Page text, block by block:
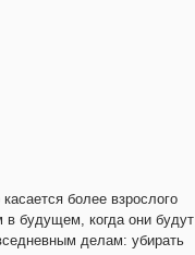
более взрослого
в будущем, когда они будут
делам: убирать